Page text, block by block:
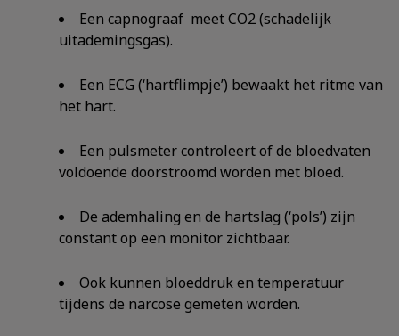
Een capnograaf meet CO2 (schadelijk
uitademingsgas).
Een ECG (‘hartflimpje’) bewaakt het ritme van
het hart.
Een pulsmeter controleert of de bloedvaten
voldoende doorstroomd worden met bloed.
De ademhaling en de hartslag (‘pols’) zijn
constant op een monitor zichtbaar.
Ook kunnen bloeddruk en temperatuur
tijdens de narcose gemeten worden.